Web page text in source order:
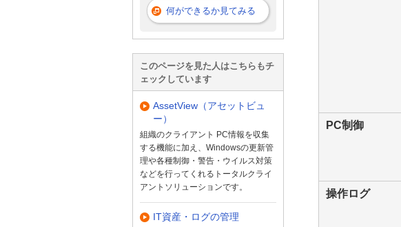
PC制御
操作ログ
何ができるか見てみる
このページを見た人はこちらもチ
ェックしています
AssetView（アセットビュ
ー）
組織のクライアント PC情報を収集
する機能に加え、Windowsの更新管
理や各種制御・警告・ウイルス対策
などを行ってくれるトータルクライ
アントソリューションです。
IT資産・ログの管理